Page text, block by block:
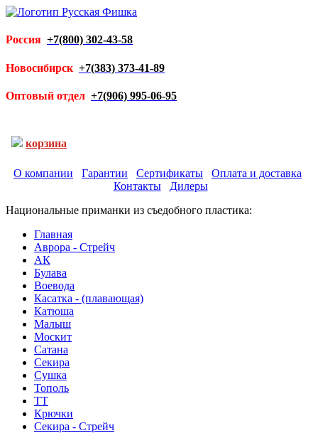
Россия +7(800) 302-43-58
Новосибирск +7(383) 373-41-89
Оптовый отдел +7(906) 995-06-95
корзина
О компании Гарантии Сертификаты
Оплата и доставка
Контакты
Дилеры
Национальные приманки из съедобного пластика:
Главная
Аврора - Стрейч
АК
Булава
Воевода
Касатка - (плавающая)
Катюша
Малыш
Москит
Сатана
Секира
Сушка
Тополь
ТТ
Крючки
Секира - Стрейч